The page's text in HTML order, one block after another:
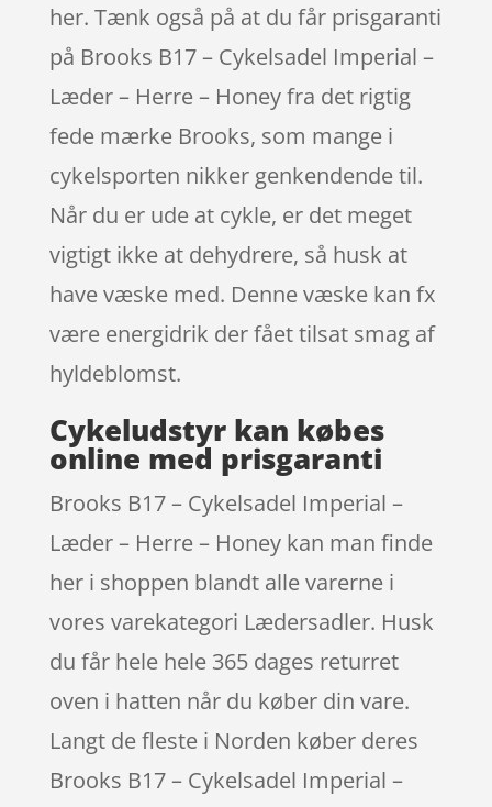
her. Tænk også på at du får prisgaranti
på Brooks B17 – Cykelsadel Imperial –
Læder – Herre – Honey fra det rigtig
fede mærke Brooks, som mange i
cykelsporten nikker genkendende til.
Når du er ude at cykle, er det meget
vigtigt ikke at dehydrere, så husk at
have væske med. Denne væske kan fx
være energidrik der fået tilsat smag af
hyldeblomst.
Cykeludstyr kan købes
online med prisgaranti
Brooks B17 – Cykelsadel Imperial –
Læder – Herre – Honey kan man finde
her i shoppen blandt alle varerne i
vores varekategori Lædersadler. Husk
du får hele hele 365 dages returret
oven i hatten når du køber din vare.
Langt de fleste i Norden køber deres
Brooks B17 – Cykelsadel Imperial –